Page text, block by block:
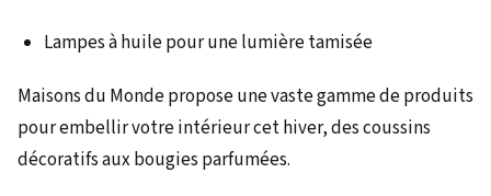
Lampes à huile pour une lumière tamisée
Maisons du Monde propose une vaste gamme de produits
pour embellir votre intérieur cet hiver, des coussins
décoratifs aux bougies parfumées.